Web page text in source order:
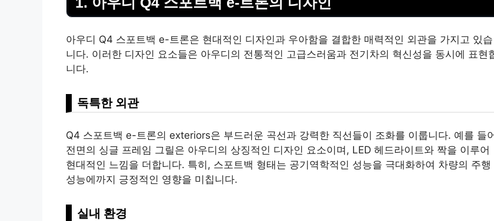
아우디 Q4 스포트백 e-트론은 현대적인 디자인과 우아함을 결합한 매력적인 외관을 가지고 있습
니다. 이러한 디자인 요소들은 아우디의 전통적인 고급스러움과 전기차의 혁신성을 동시에 표현
니다.
독특한 외관
Q4 스포트백 e-트론의 exteriors은 부드러운 곡선과 강력한 직선들이 조화를 이룹니다. 예를 들
전면의 싱글 프레임 그릴은 아우디의 상징적인 디자인 요소이며, LED 헤드라이트와 짝을 이루어
현대적인 느낌을 더합니다. 특히, 스포트백 형태는 공기역학적인 성능을 극대화하여 차량의 주행
성능에까지 긍정적인 영향을 미칩니다.
실내 환경